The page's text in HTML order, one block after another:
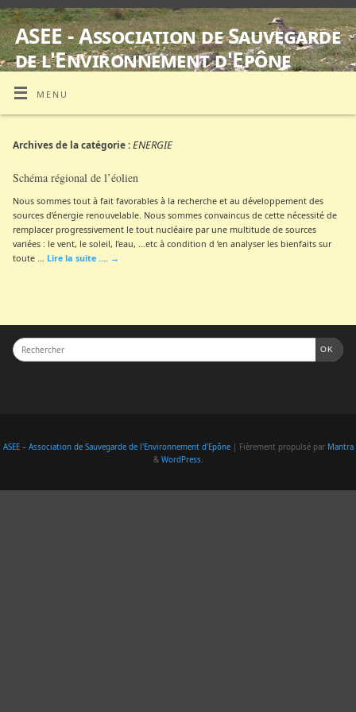
ASEE - Association de Sauvegarde
de l'Environnement d'Epône
MENU
Archives de la catégorie :ENERGIE
Schéma régional de l’éolien
Nous sommes tout à fait favorables à la recherche et au développement des
sources d’énergie renouvelable. Nous sommes convaincus de cette nécessité de
remplacer progressivement le tout nucléaire par une multitude de sources
variées : le vent, le soleil, l’eau, …etc à condition d ‘en analyser les bienfaits sur
toute … Lire la suite …. →
OK
ASEE – Association de Sauvegarde de l'Environnement d'Epône| Fièrement propulsé par Mantra
& WordPress.